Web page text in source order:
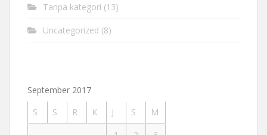
Tanpa kategori (13)
Uncategorized (8)
September 2017
S
S R K J S
M